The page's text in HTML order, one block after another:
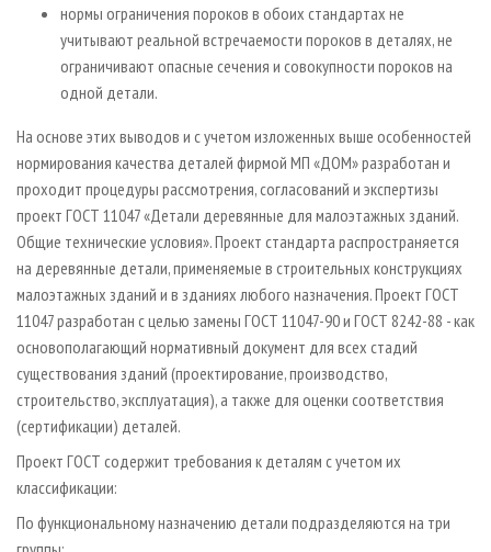
нормы ограничения пороков в обоих стандартах не
учитывают реальной встречаемости пороков в деталях, не
ограничивают опасные сечения и совокупности пороков на
одной детали.
На основе этих выводов и с учетом изложенных выше особенностей
нормирования качества деталей фирмой МП «ДОМ» разработан и
проходит процедуры рассмотрения, согласований и экспертизы
проект ГОСТ 11047 «Детали деревянные для малоэтажных зданий.
Общие технические условия». Проект стандарта распространяется
на деревянные детали, применяемые в строительных конструкциях
малоэтажных зданий и в зданиях любого назначения. Проект ГОСТ
11047 разработан с целью замены ГОСТ 11047­-90 и ГОСТ 8242­-88 - как
основополагающий нормативный документ для всех стадий
существования зданий (проектирование, производство,
строительство, эксплуатация), а также для оценки соответствия
(сертификации) деталей.
Проект ГОСТ содержит требования к деталям с учетом их
классификации:
По функциональному назначению детали подразделяются на три